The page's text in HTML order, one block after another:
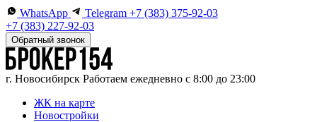
WhatsApp Telegram +7 (383) 375-92-03
+7 (383) 227-92-03
Обратный звонок
г. Новосибирск Работаем ежедневно с 8:00 до 23:00
ЖК на карте
Новостройки